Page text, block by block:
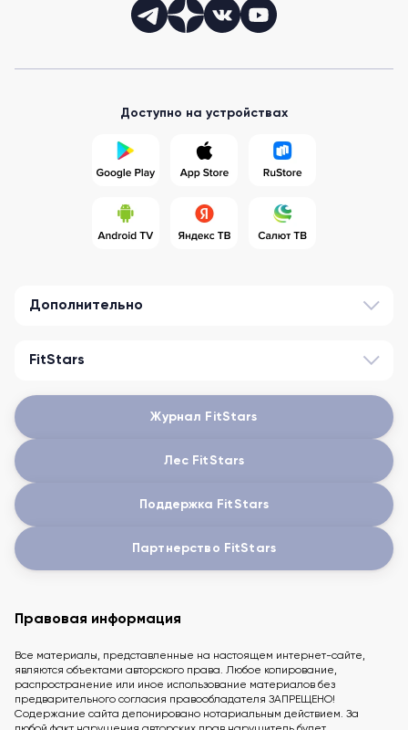
Доступно на устройствах
Дополнительно
FitStars
Журнал FitStars
Лес FitStars
Поддержка FitStars
Партнерство FitStars
Правовая информация
Все материалы, представленные на настоящем интернет-сайте,
являются объектами авторского права. Любое копирование,
распространение или иное использование материалов без
предварительного согласия правообладателя ЗАПРЕЩЕНО!
Содержание сайта депонировано нотариальным действием. За